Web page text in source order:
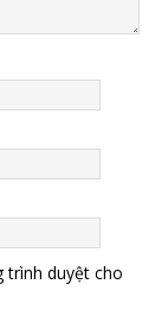
trình duyệt cho